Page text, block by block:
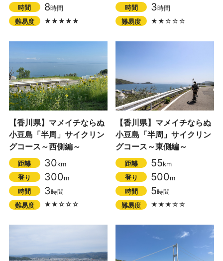
時間
8時間
難易度
★★★★★
時間
3時間
難易度
★★☆☆☆
【香川県】マメイチならぬ
小豆島「半周」サイクリン
グコース～西側編～
距離 30km
登り
300m
時間
3時間
難易度
★★☆☆☆
【香川県】マメイチならぬ
小豆島「半周」サイクリン
グコース～東側編～
距離 55km
登り
500m
時間
5時間
難易度
★★★☆☆